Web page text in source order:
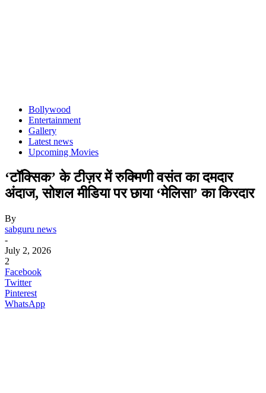
Bollywood
Entertainment
Gallery
Latest news
Upcoming Movies
‘टॉक्सिक’ के टीज़र में रुक्मिणी वसंत का दमदार
अंदाज, सोशल मीडिया पर छाया ‘मेलिसा’ का किरदार
By
sabguru news
-
July 2, 2026
2
Facebook
Twitter
Pinterest
WhatsApp